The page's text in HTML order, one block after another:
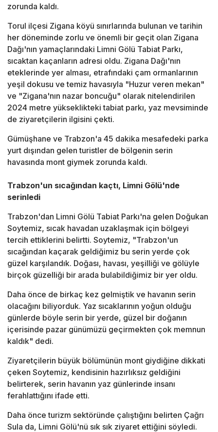
zorunda kaldı.
Torul ilçesi Zigana köyü sınırlarında bulunan ve tarihin
her döneminde zorlu ve önemli bir geçit olan Zigana
Dağı'nın yamaçlarındaki Limni Gölü Tabiat Parkı,
sıcaktan kaçanların adresi oldu. Zigana Dağı'nın
eteklerinde yer alması, etrafındaki çam ormanlarının
yeşil dokusu ve temiz havasıyla "Huzur veren mekan"
ve "Zigana'nın nazar boncuğu" olarak nitelendirilen
2024 metre yükseklikteki tabiat parkı, yaz mevsiminde
de ziyaretçilerin ilgisini çekti.
Gümüşhane ve Trabzon'a 45 dakika mesafedeki parka
yurt dışından gelen turistler de bölgenin serin
havasında mont giymek zorunda kaldı.
Trabzon'un sıcağından kaçtı, Limni Gölü'nde
serinledi
Trabzon'dan Limni Gölü Tabiat Parkı'na gelen Doğukan
Soytemiz, sıcak havadan uzaklaşmak için bölgeyi
tercih ettiklerini belirtti. Soytemiz, "Trabzon'un
sıcağından kaçarak geldiğimiz bu serin yerde çok
güzel karşılandık. Doğası, havası, yeşilliği ve gölüyle
birçok güzelliği bir arada bulabildiğimiz bir yer oldu.
Daha önce de birkaç kez gelmiştik ve havanın serin
olacağını biliyorduk. Yaz sıcaklarının yoğun olduğu
günlerde böyle serin bir yerde, güzel bir doğanın
içerisinde pazar günümüzü geçirmekten çok memnun
kaldık" dedi.
Ziyaretçilerin büyük bölümünün mont giydiğine dikkati
çeken Soytemiz, kendisinin hazırlıksız geldiğini
belirterek, serin havanın yaz günlerinde insanı
ferahlattığını ifade etti.
Daha önce turizm sektöründe çalıştığını belirten Çağrı
Sula da, Limni Gölü'nü sık sık ziyaret ettiğini söyledi.